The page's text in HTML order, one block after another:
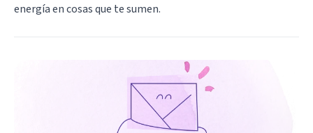
energía en cosas que te sumen.